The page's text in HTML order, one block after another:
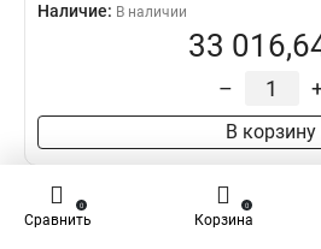
Наличие: В наличии
33
–
В корзину
Что такое Блоки
Сравнить
0
Корзина
0